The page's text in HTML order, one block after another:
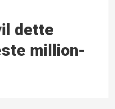
dette
million-